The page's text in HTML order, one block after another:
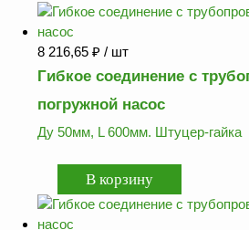
ТОПАЗ
Пульты управления,
контроллеры
Устройства громкой
комплектующие
Резервуарное
8 216,65 ₽ / шт
Гибкое соединение с
погружной насос
Ду 50мм, L 600мм. Штуцер-гайка